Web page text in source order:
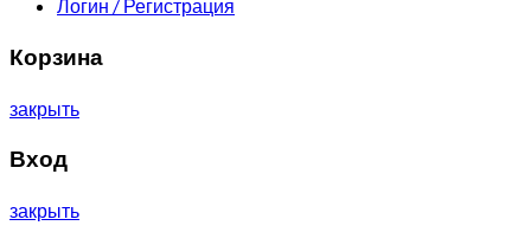
Логин / Регистрация
Корзина
закрыть
Вход
закрыть